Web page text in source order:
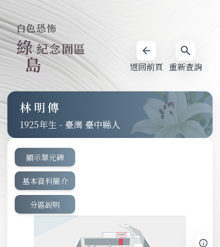
重新查詢
返回前頁
白色恐怖
綠
島
紀念園區
林明傳
1925 - 臺灣 臺中縣人
顯示單元碑
基本資料簡介
分區說明